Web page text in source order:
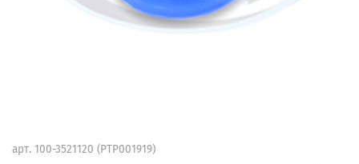
арт. 100-3521120 (PTP001919)